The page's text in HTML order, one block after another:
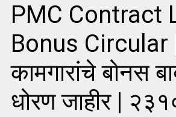
PMC Contract
Bonus Circular
कामगारांचे बोनस
धोरण जाहीर |